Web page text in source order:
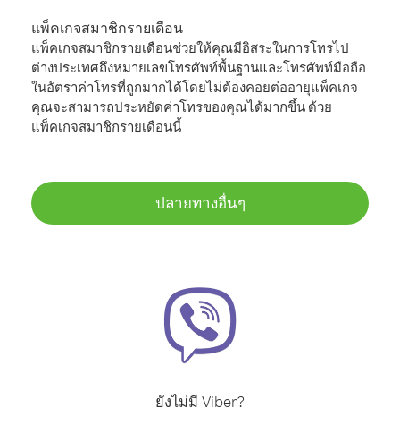
แพ็คเกจสมาชิกรายเดือน
แพ็คเกจสมาชิกรายเดือนช่วยให้คุณมีอิสระในการโทรไป
ต่างประเทศถึงหมายเลขโทรศัพท์พื้นฐานและโทรศัพท์มือถือ
ในอัตราค่าโทรที่ถูกมากได้โดยไม่ต้องคอยต่ออายุแพ็คเกจ
คุณจะสามารถประหยัดค่าโทรของคุณได้มากขึ้น ด้วย
แพ็คเกจสมาชิกรายเดือนนี้
ปลายทางอื่นๆ
ยังไม่มี Viber?